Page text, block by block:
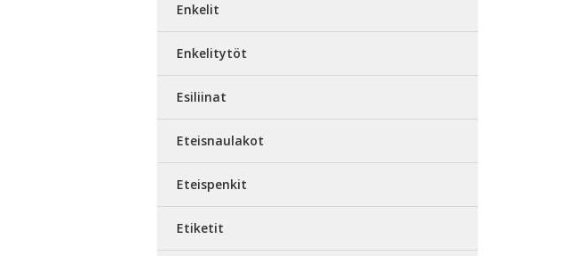
Enkelit
Enkelitytöt
Esiliinat
Eteisnaulakot
Eteispenkit
Etiketit